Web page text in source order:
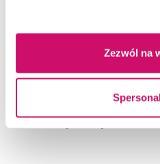
Zezwól na
Wybierz szkolenie, w
udział.
Kliknij „Zapisz mnie”.
Twoje szkolenia będą
„Moje kursy”.